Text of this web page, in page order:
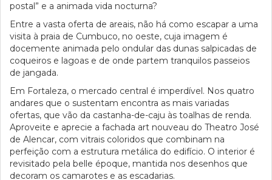
postal” e a animada vida nocturna?
Entre a vasta oferta de areais, não há como escapar a uma
visita à praia de Cumbuco, no oeste, cuja imagem é
docemente animada pelo ondular das dunas salpicadas de
coqueiros e lagoas e de onde partem tranquilos passeios
de jangada.
Em Fortaleza, o mercado central é imperdível. Nos quatro
andares que o sustentam encontra as mais variadas
ofertas, que vão da castanha-de-caju às toalhas de renda.
Aproveite e aprecie a fachada art nouveau do Theatro José
de Alencar, com vitrais coloridos que combinam na
perfeição com a estrutura metálica do edifício. O interior é
revisitado pela belle époque, mantida nos desenhos que
decoram os camarotes e as escadarias.